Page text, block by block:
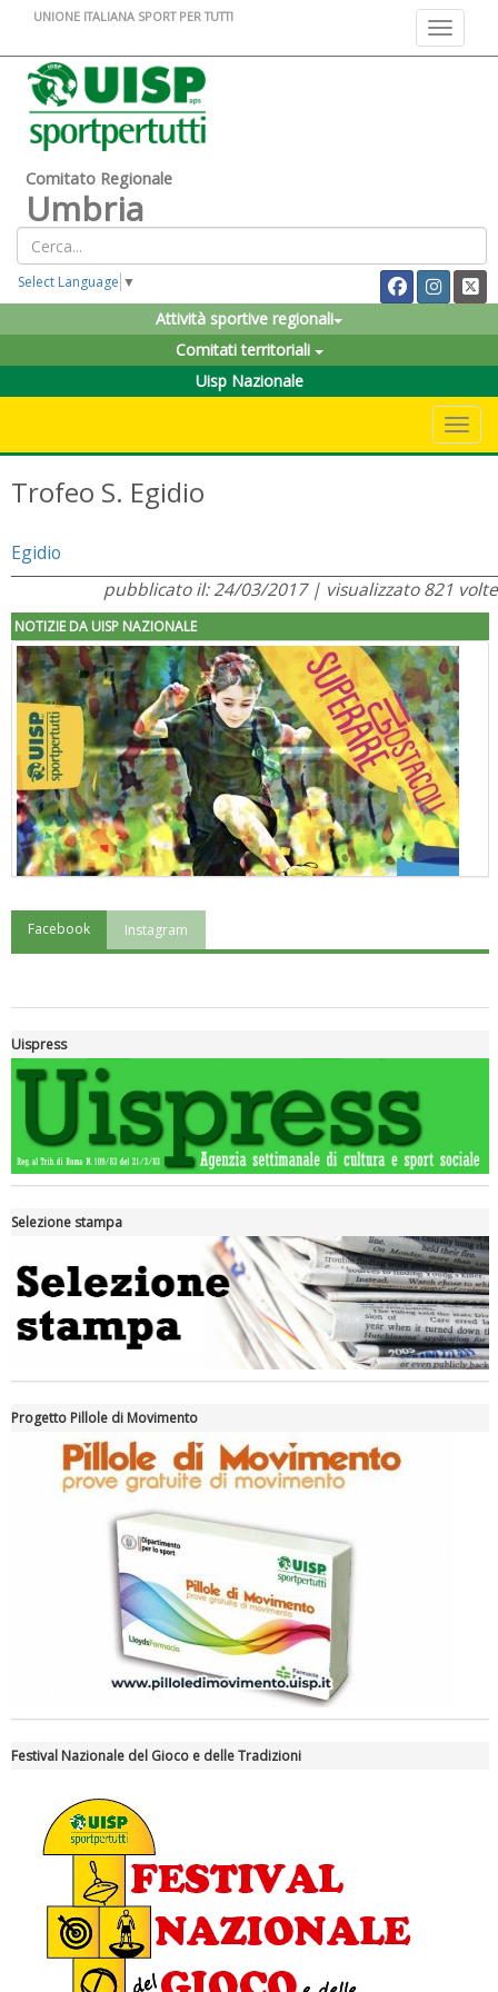
Toggle
UNIONE ITALIANA SPORT PER TUTTI
Comitato Regionale
Umbria
Select Language ▼
Attività sportive regionali
Comitati territoriali
Uisp Nazionale
Trofeo S. Egidio
Egidio
pubblicato il: 24/03/2017 | visualizzato 821 volte
NOTIZIE DA UISP NAZIONALE
"Superare gli ostacoli": la relazione di Tiziano Pesce al CN Uisp
Luglio 2026: "Pensando con i piedi, si possono fare le
Tiziano Pesce a Radio InBlu2000 traccia il bilancio della stagione
Ddl Lobby, Uisp: “Il Parlamento valorizzi le nostre specificità"
Facebook Instagram
Uispress
Selezione stampa
Progetto Pillole di Movimento
Festival Nazionale del Gioco e delle Tradizioni